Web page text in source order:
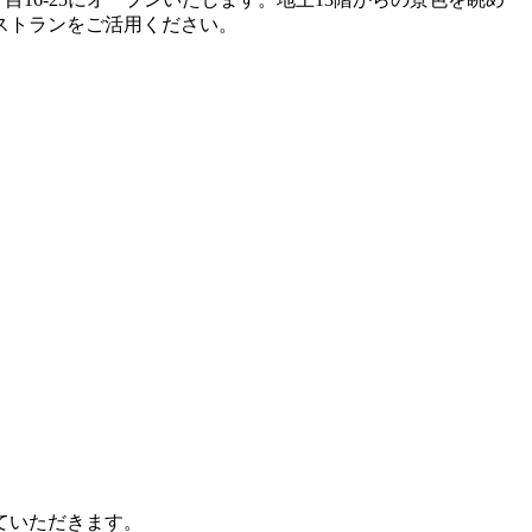
ランをご活用ください。
ただきます。